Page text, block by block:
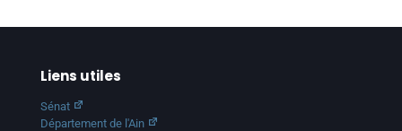
Liens utiles
Sénat
Département de l'Ain